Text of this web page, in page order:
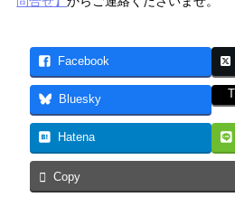
Facebook
Bluesky
Hatena
Copy